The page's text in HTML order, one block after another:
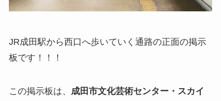
JR成田駅から西口へ歩いていく通路の正面の掲示
板です！！！
この掲示板は、 成田市文化芸術センター・スカイ